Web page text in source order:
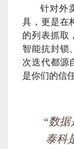
针对外
具，更是在
的列表抓取
智能抗封锁
次迭代都源
是你们的信
“数
泰科